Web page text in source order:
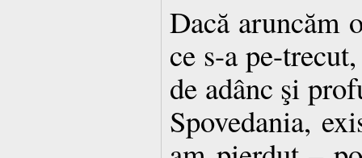
Dacă aruncăm
ce s-a pe-
de adânc şi
Spovedania,